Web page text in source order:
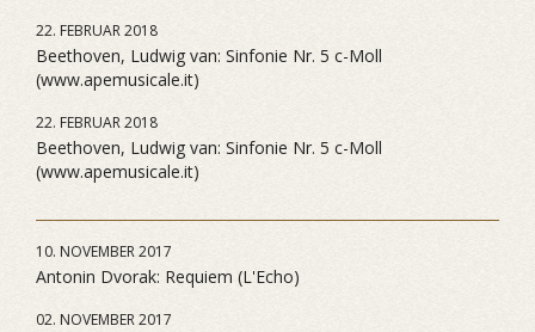
22. FEBRUAR 2018
Beethoven, Ludwig van: Sinfonie Nr. 5 c-Moll
(www.apemusicale.it)
22. FEBRUAR 2018
Beethoven, Ludwig van: Sinfonie Nr. 5 c-Moll
(www.apemusicale.it)
10. NOVEMBER 2017
Antonin Dvorak: Requiem (L'Echo)
02. NOVEMBER 2017